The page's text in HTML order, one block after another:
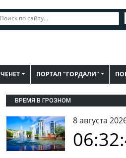
ЧЕНЕТ ПОРТАЛ "ГОРДАЛИ"
ВРЕМЯ В ГРОЗНОМ
8 августа